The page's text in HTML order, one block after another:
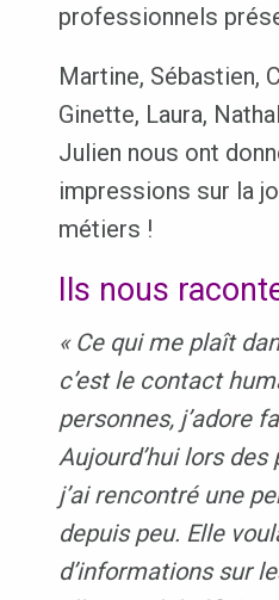
professionnels
Martine, Sébastien,
Ginette, Laura,
Julien nous ont
impressions sur la
métiers !
Ils nous
« Ce qui me plaît
c’est le contact
personnes, j’adore
Aujourd’hui lors
j’ai rencontré une
depuis peu. Elle
d’informations sur